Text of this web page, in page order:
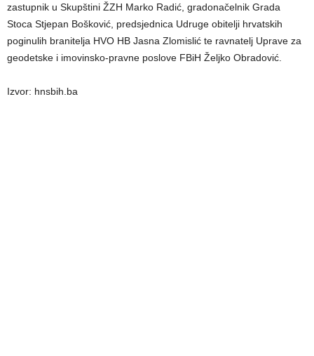
zastupnik u Skupštini ŽZH Marko Radić, gradonačelnik Grada
Stoca Stjepan Bošković, predsjednica Udruge obitelji hrvatskih
poginulih branitelja HVO HB Jasna Zlomislić te ravnatelj Uprave za
geodetske i imovinsko-pravne poslove FBiH Željko Obradović.
Izvor: hnsbih.ba